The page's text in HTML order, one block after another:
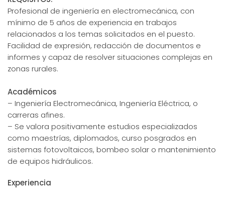
Profesional de ingeniería en electromecánica, con
mínimo de 5 años de experiencia en trabajos
relacionados a los temas solicitados en el puesto.
Facilidad de expresión, redacción de documentos e
informes y capaz de resolver situaciones complejas en
zonas rurales.
Académicos
– Ingeniería Electromecánica, Ingeniería Eléctrica, o
carreras afines.
– Se valora positivamente estudios especializados
como maestrías, diplomados, curso posgrados en
sistemas fotovoltaicos, bombeo solar o mantenimiento
de equipos hidráulicos.
Experiencia